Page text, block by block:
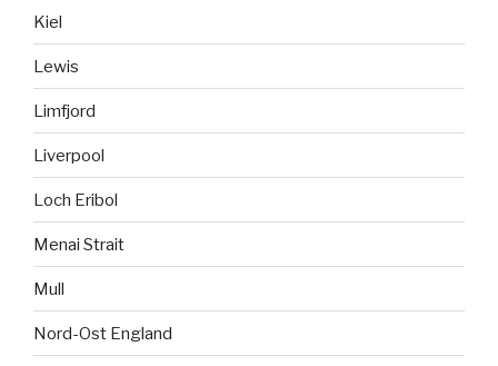
Kiel
Lewis
Limfjord
Liverpool
Loch Eribol
Menai Strait
Mull
Nord-Ost England